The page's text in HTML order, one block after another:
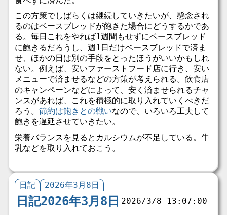
この方策でしばらくは継続していきたいが、懸念され
るのはベースブレッドが飽きた場合にどうするかであ
る。毎日これをやれば1週間もせずにベースブレッド
に飽きるだろうし、週1日だけベースブレッドで済ま
せ、ほかの日は別の手段をとったほうがいいかもしれ
ない。例えば、安いファーストフード店に行き、安い
メニューで済ませるなどの方策が考えられる。飲食店
のキャンペーンなどによって、安く済ませられるチャ
ンスがあれば、これを積極的に取り入れていくべきだ
ろう。 節約は飽きとの戦いなので、いろいろ工夫して
飽きを遅延させていきたい。
栄養バランスを見るとカルシウムが不足している。牛
乳などを取り入れておこう。
日記 2026年3月8日
日記2026年3月8日 2026/3/8 13:07:00